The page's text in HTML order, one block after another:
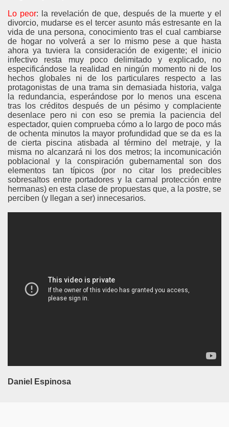
Lo peor: la revelación de que, después de la muerte y el
divorcio, mudarse es el tercer asunto más estresante en la
vida de una persona, conocimiento tras el cual cambiarse
de hogar no volverá a ser lo mismo pese a que hasta
ahora ya tuviera la consideración de exigente; el inicio
infectivo resta muy poco delimitado y explicado, no
especificándose la realidad en ningún momento ni de los
hechos globales ni de los particulares respecto a las
protagonistas de una trama sin demasiada historia, valga
la redundancia, esperándose por lo menos una escena
tras los créditos después de un pésimo y complaciente
desenlace pero ni con eso se premia la paciencia del
espectador, quien comprueba cómo a lo largo de poco más
de ochenta minutos la mayor profundidad que se da es la
de cierta piscina atisbada al término del metraje, y la
misma no alcanzará ni los dos metros; la incomunicación
poblacional y la conspiración gubernamental son dos
elementos tan típicos (por no citar los predecibles
sobresaltos entre portadores y la carnal protección entre
hermanas) en esta clase de propuestas que, a la postre, se
perciben (y llegan a ser) innecesarios.
Daniel Espinosa